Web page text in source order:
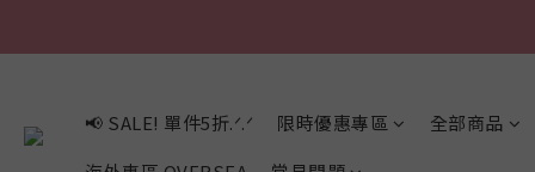
📢 SALE! 單件5折.ᐟ.ᐟ 限時優惠專區
全部商品